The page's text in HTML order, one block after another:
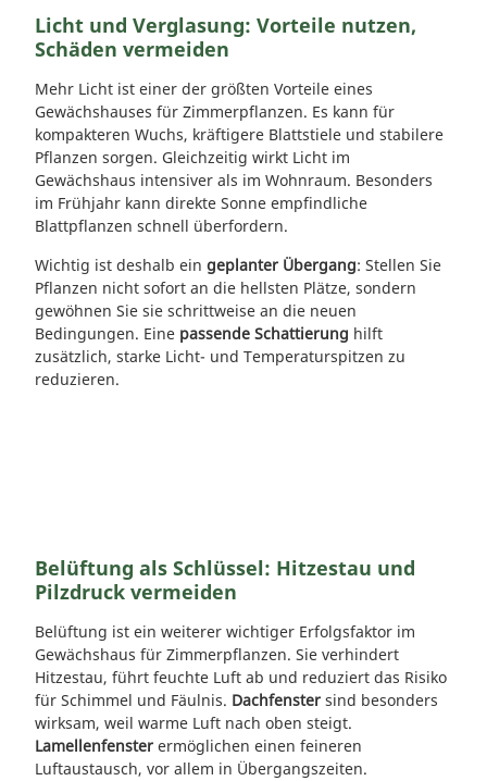
Licht und Verglasung: Vorteile nutzen,
Schäden vermeiden
Mehr Licht ist einer der größten Vorteile eines
Gewächshauses für Zimmerpflanzen. Es kann für
kompakteren Wuchs, kräftigere Blattstiele und stabilere
Pflanzen sorgen. Gleichzeitig wirkt Licht im
Gewächshaus intensiver als im Wohnraum. Besonders
im Frühjahr kann direkte Sonne empfindliche
Blattpflanzen schnell überfordern.
Wichtig ist deshalb ein geplanter Übergang: Stellen Sie
Pflanzen nicht sofort an die hellsten Plätze, sondern
gewöhnen Sie sie schrittweise an die neuen
Bedingungen. Eine passende Schattierung hilft
zusätzlich, starke Licht- und Temperaturspitzen zu
reduzieren.
Belüftung als Schlüssel: Hitzestau und
Pilzdruck vermeiden
Belüftung ist ein weiterer wichtiger Erfolgsfaktor im
Gewächshaus für Zimmerpflanzen. Sie verhindert
Hitzestau, führt feuchte Luft ab und reduziert das Risiko
für Schimmel und Fäulnis. Dachfenster sind besonders
wirksam, weil warme Luft nach oben steigt.
Lamellenfenster ermöglichen einen feineren
Luftaustausch, vor allem in Übergangszeiten.